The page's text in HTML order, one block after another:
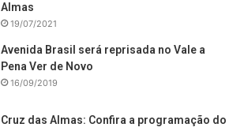
Almas
19/07/2021
Avenida Brasil será reprisada no Vale a
Pena Ver de Novo
16/09/2019
Cruz das Almas: Confira a programação do